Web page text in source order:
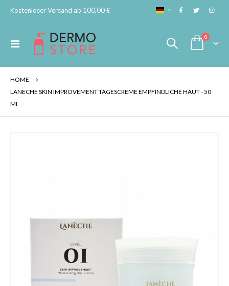
Kostenloser Versand ab 100,00 € SPRACHE
Navigation
umschalten
Cart
0Artikel
HOME
LANECHE SKIN IMPROVEMENT TAGESCREME EMPFINDLICHE HAUT - 50
ML